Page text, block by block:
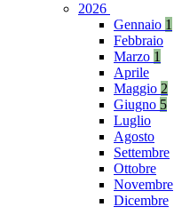
2026
Gennaio 1
Febbraio
Marzo 1
Aprile
Maggio 2
Giugno 5
Luglio
Agosto
Settembre
Ottobre
Novembre
Dicembre